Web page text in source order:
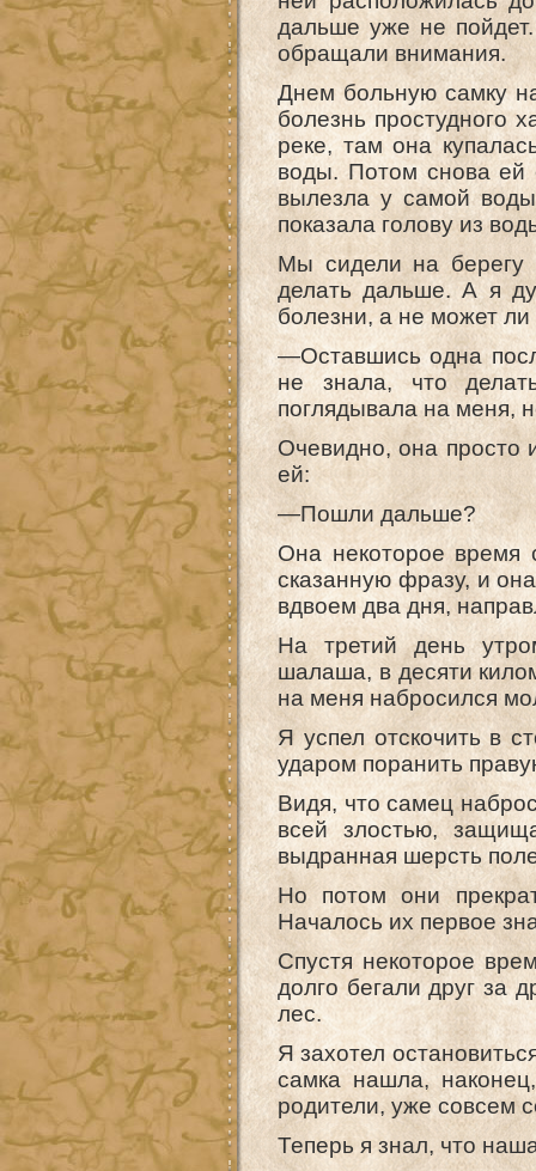
дальше уже не
обращали внимания.
Днем больную самку
болезнь простудного
реке, там она
воды. Потом снова ей
вылезла у самой
показала голову из
Мы сидели на берегу
делать дальше. А я
болезни, а не может ли
—Оставшись одна
не знала, что
поглядывала на меня,
Очевидно, она просто
ей:
—Пошли дальше?
Она некоторое время
сказанную фразу, и
вдвоем два дня,
На третий день
шалаша, в десяти
на меня набросился
Я успел отскочить в
ударом поранить
Видя, что самец
всей злостью,
выдранная шерсть
Но потом они
Началось их первое
Спустя некоторое
долго бегали друг за
лес.
Я захотел
самка нашла,
родители, уже совсем
Теперь я знал, что